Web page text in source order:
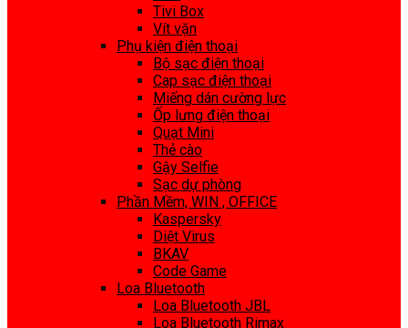
Tivi Box
Vít vặn
Phụ kiện điện thoại
Bộ sạc điện thoại
Cap sạc điện thoại
Miếng dán cường lực
Ốp lưng điện thoại
Quạt Mini
Thẻ cào
Gậy Selfie
Sạc dự phòng
Phần Mềm, WIN , OFFICE
Kaspersky
Diệt Virus
BKAV
Code Game
Loa Bluetooth
Loa Bluetooth JBL
Loa Bluetooth Rimax